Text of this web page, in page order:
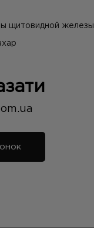
щитовидной железы